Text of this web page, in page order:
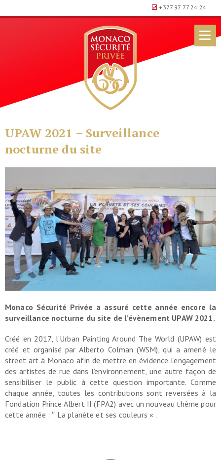
+377 97 77 24 24
UPAW 2021 – Surveillance
nocturne du site
Monaco Sécurité Privée a assuré cette année encore la
surveillance nocturne du site de l’évènement UPAW 2021.
Créé en 2017, l’Urban Painting Around The World (UPAW) est
créé et organisé par Alberto Colman (WSM), qui a amené le
street art à Monaco afin de mettre en évidence l’engagement
des artistes de rue dans l’environnement, une autre façon de
sensibiliser le public à cette question importante. Comme
chaque année, toutes les contributions sont reversées à la
Fondation Prince Albert II (FPA2) avec un nouveau thème pour
cette année : ′′ La planète et ses couleurs « .